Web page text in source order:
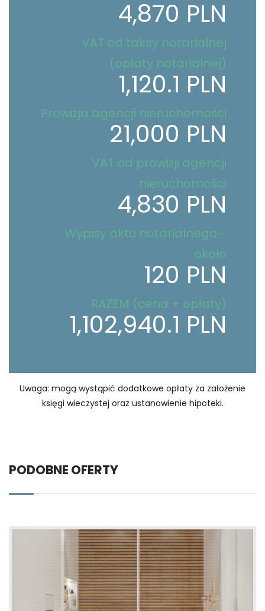
4,870 PLN
VAT od taksy notarialnej
(opłaty notarialnej)
1,120.1 PLN
Prowizja agencji nieruchomości
21,000 PLN
VAT od prowizji agencji
nieruchomości
4,830 PLN
Wypisy aktu notarialnego -
około
120 PLN
RAZEM (cena + opłaty)
1,102,940.1 PLN
Uwaga: mogą wystąpić dodatkowe opłaty za założenie
księgi wieczystej oraz ustanowienie hipoteki.
PODOBNE OFERTY